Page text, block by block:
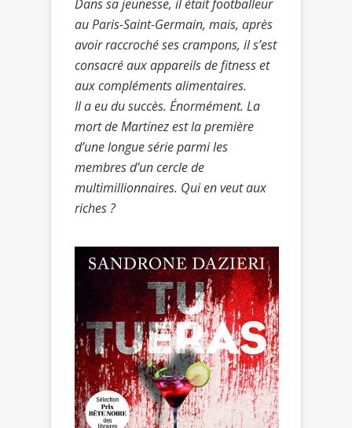
Dans sa jeunesse, il était footballeur
au Paris-Saint-Germain, mais, après
avoir raccroché ses crampons, il s’est
consacré aux appareils de fitness et
aux compléments alimentaires.
Il a eu du succès. Énormément. La
mort de Martínez est la première
d’une longue série parmi les
membres d’un cercle de
multimillionnaires. Qui en veut aux
riches ?